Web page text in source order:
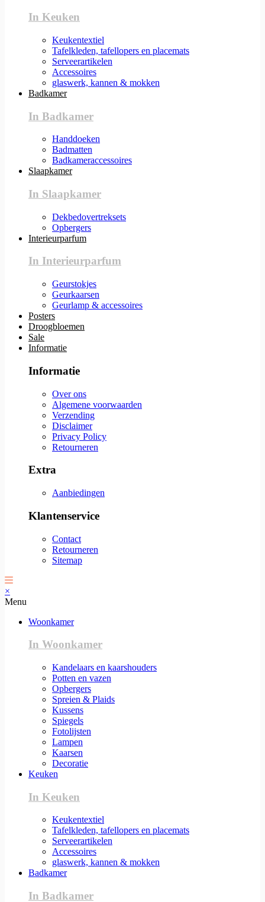
In Keuken
Keukentextiel
Tafelkleden, tafellopers en placemats
Serveerartikelen
Accessoires
glaswerk, kannen & mokken
Badkamer
In Badkamer
Handdoeken
Badmatten
Badkameraccessoires
Slaapkamer
In Slaapkamer
Dekbedovertreksets
Opbergers
Interieurparfum
In Interieurparfum
Geurstokjes
Geurkaarsen
Geurlamp & accessoires
Posters
Droogbloemen
Sale
Informatie
Informatie
Over ons
Algemene voorwaarden
Verzending
Disclaimer
Privacy Policy
Retourneren
Extra
Aanbiedingen
Klantenservice
Contact
Retourneren
Sitemap
×
Menu
Woonkamer
In Woonkamer
Kandelaars en kaarshouders
Potten en vazen
Opbergers
Spreien & Plaids
Kussens
Spiegels
Fotolijsten
Lampen
Kaarsen
Decoratie
Keuken
In Keuken
Keukentextiel
Tafelkleden, tafellopers en placemats
Serveerartikelen
Accessoires
glaswerk, kannen & mokken
Badkamer
In Badkamer